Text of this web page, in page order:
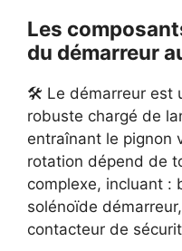
Les
du démarreur
🛠 Le démarreur est
robuste chargé de
entraînant le pignon
rotation dépend de
complexe, incluant :
solénoïde
contacteur de